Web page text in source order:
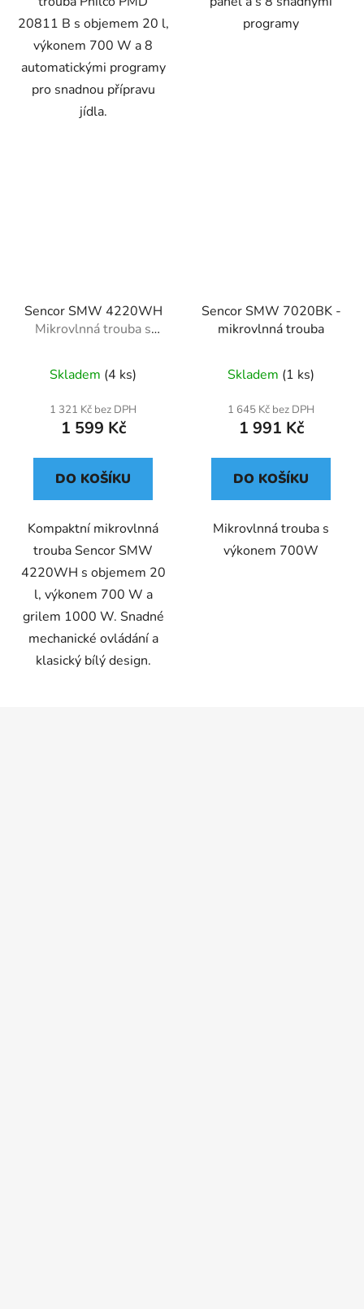
20811 B s objemem 20 l,
výkonem 700 W a 8
automatickými programy
pro snadnou přípravu
jídla.
programy
Sencor SMW 4220WH
Mikrovlnná trouba s
Skladem (4 ks)
1 321 Kč bez DPH
1 599 Kč
DO KOŠÍKU
Kompaktní mikrovlnná
trouba Sencor SMW
4220WH s objemem 20
l, výkonem 700 W a
grilem 1000 W. Snadné
mechanické ovládání a
klasický bílý design.
Sencor SMW 7020BK -
mikrovlnná trouba
Skladem (1 ks)
1 645 Kč bez DPH
1 991 Kč
DO KOŠÍKU
Mikrovlnná trouba s
výkonem 700W